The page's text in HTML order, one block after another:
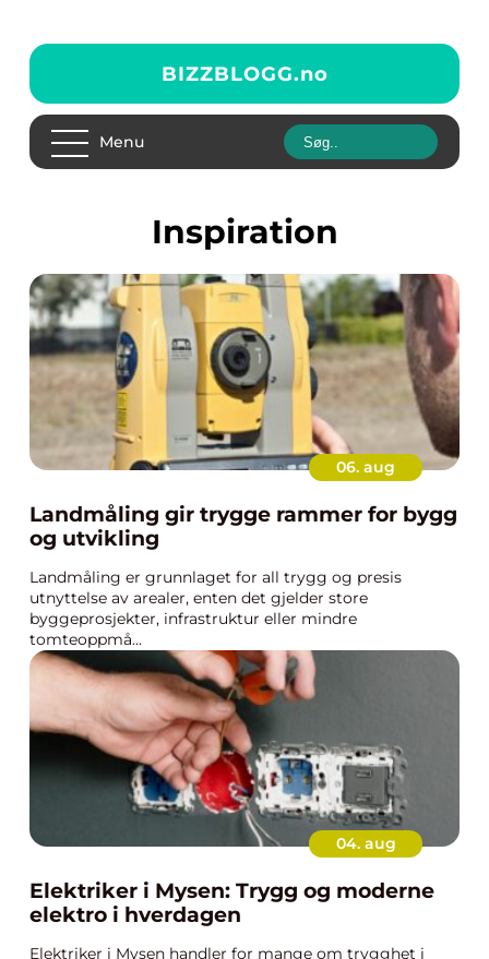
BIZZBLOGG.no
Menu
inspiration
06. aug
Landmåling gir trygge rammer for bygg
og utvikling
Landmåling er grunnlaget for all trygg og presis
utnyttelse av arealer, enten det gjelder store
byggeprosjekter, infrastruktur eller mindre
tomteoppmå...
04. aug
Elektriker i Mysen: Trygg og moderne
elektro i hverdagen
Elektriker i Mysen handler for mange om trygghet i